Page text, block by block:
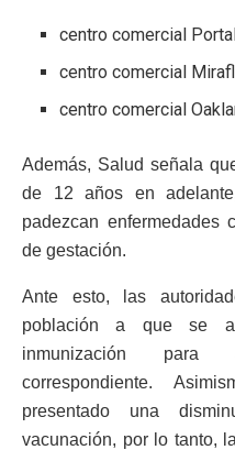
centro comercial
centro comercial
centro comercial
Además, Salud señala
de 12 años en
padezcan enfermedades
de gestación.
Ante esto, las
población a que se
inmunización para
correspondiente.
presentado una
vacunación, por lo tanto,